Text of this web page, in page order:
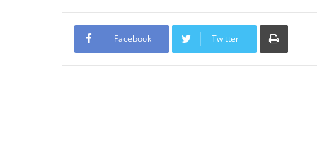
Facebook Twitter